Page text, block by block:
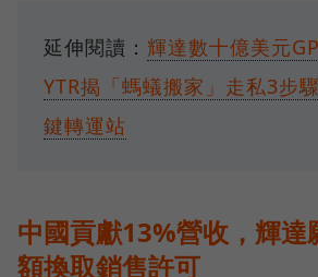
延伸閱讀： 輝達數十億美元
YTR揭「螞蟻搬家」走私3步
鍵轉運站
中國貢獻13%營收，輝達
額換取銷售許可